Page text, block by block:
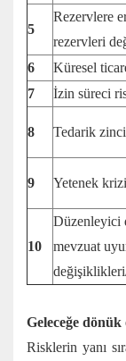
5
Rezervlere
rezervleri
6
Küresel
7
İzin süreci
8 Tedarik
9 Yetenek krizi
10
Düzenleyici
mevzuat
Geleceğe
Risklerin yanı